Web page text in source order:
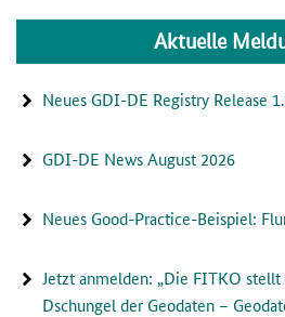
Aktuelle
Neues GDI-DE Registry Release
GDI-DE News August 2026
Neues Good-Practice-Beispiel:
Jetzt anmelden: „Die FITKO
Dschungel der Geodaten –